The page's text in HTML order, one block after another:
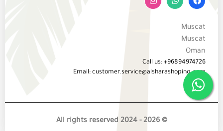
Muscat
Muscat
Oman
Call us: +96894974726
Email: customer.service@alsharashoping.com
© 2026 - All rights reserved 2024